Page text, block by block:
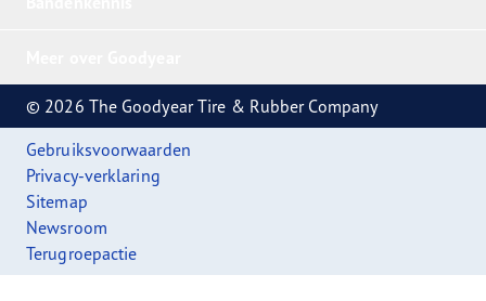
© 2026 The Goodyear Tire & Rubber Company
Gebruiksvoorwaarden
Privacy-verklaring
Sitemap
Newsroom
Terugroepactie